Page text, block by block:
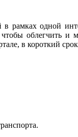
в рамках одной
облегчить и
в короткий